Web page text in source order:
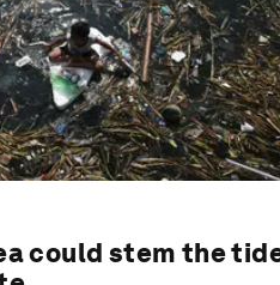
could stem the